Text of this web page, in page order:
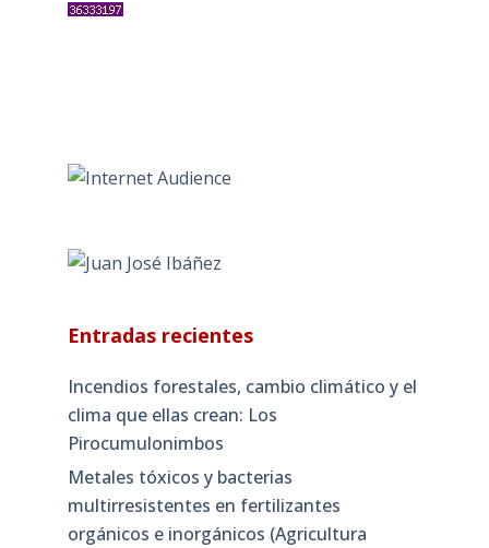
Entradas recientes
Incendios forestales, cambio climático y el
clima que ellas crean: Los
Pirocumulonimbos
Metales tóxicos y bacterias
multirresistentes en fertilizantes
orgánicos e inorgánicos (Agricultura